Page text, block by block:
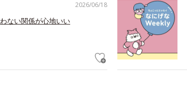
2026/06/18
ない関係が心地いい